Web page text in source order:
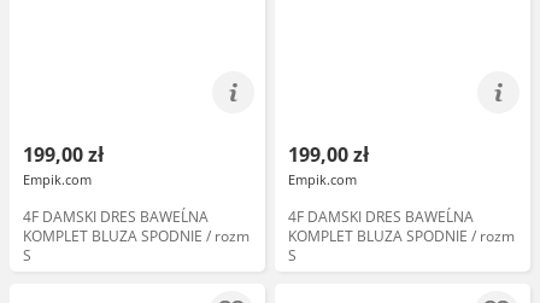
199,00 zł
Empik.com
4F DAMSKI DRES BAWEĹNA
KOMPLET BLUZA SPODNIE / rozm
S
199,00 zł
Empik.com
4F DAMSKI DRES BAWEĹNA
KOMPLET BLUZA SPODNIE / rozm
S